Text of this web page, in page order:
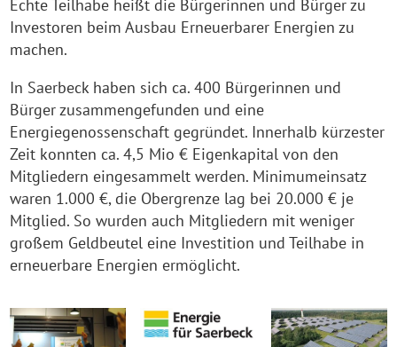
Echte Teilhabe heißt die Bürgerinnen und Bürger zu
Investoren beim Ausbau Erneuerbarer Energien zu
machen.
In Saerbeck haben sich ca. 400 Bürgerinnen und
Bürger zusammengefunden und eine
Energiegenossenschaft gegründet. Innerhalb kürzester
Zeit konnten ca. 4,5 Mio € Eigenkapital von den
Mitgliedern eingesammelt werden. Minimumeinsatz
waren 1.000 €, die Obergrenze lag bei 20.000 € je
Mitglied. So wurden auch Mitgliedern mit weniger
großem Geldbeutel eine Investition und Teilhabe in
erneuerbare Energien ermöglicht.